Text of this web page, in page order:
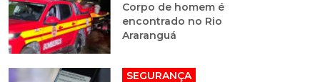
Corpo de homem é
encontrado no Rio
Araranguá
SEGURANÇA